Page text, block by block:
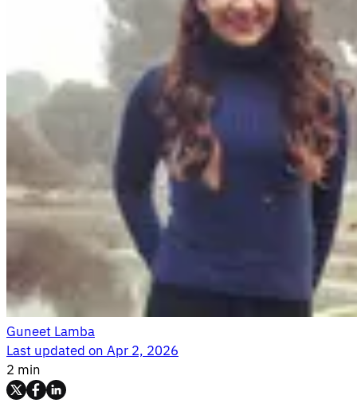
Guneet Lamba
Last updated onApr 2, 2026
2 min